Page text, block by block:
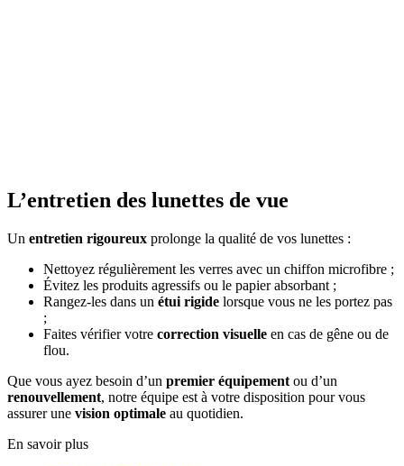
L’entretien des lunettes de vue
Un entretien rigoureux prolonge la qualité de vos lunettes :
Nettoyez régulièrement les verres avec un chiffon microfibre ;
Évitez les produits agressifs ou le papier absorbant ;
Rangez-les dans un étui rigide lorsque vous ne les portez pas
;
Faites vérifier votre correction visuelle en cas de gêne ou de
flou.
Que vous ayez besoin d’un premier équipement ou d’un
renouvellement, notre équipe est à votre disposition pour vous
assurer une vision optimale au quotidien.
En savoir plus